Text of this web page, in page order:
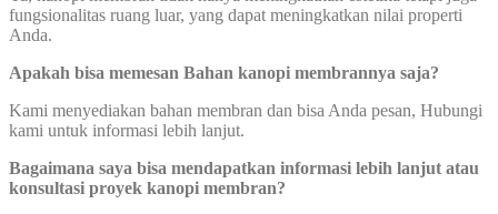
fungsionalitas ruang luar, yang dapat meningkatkan nilai properti
Anda.
Apakah bisa memesan Bahan kanopi membrannya saja?
Kami menyediakan bahan membran dan bisa Anda pesan, Hubungi
kami untuk informasi lebih lanjut.
Bagaimana saya bisa mendapatkan informasi lebih lanjut atau
konsultasi proyek kanopi membran?